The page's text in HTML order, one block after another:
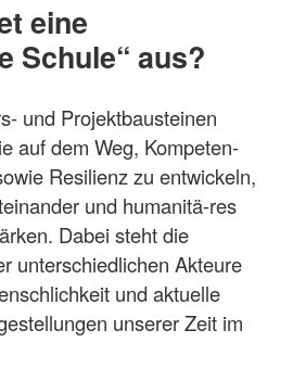
eine
Schule“ aus?
und Projektbausteinen
auf dem Weg, Kompeten-
Resilienz zu entwickeln,
und humanitä-res
Dabei steht die
unterschiedlichen Akteure
und aktuelle
unserer Zeit im